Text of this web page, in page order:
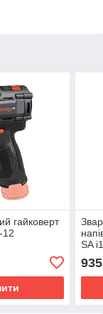
гайковерт
12
SA
935